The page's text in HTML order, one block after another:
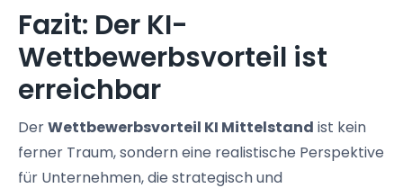
Fazit: Der KI-
Wettbewerbsvorteil ist
erreichbar
DerWettbewerbsvorteil KI Mittelstand ist kein
ferner Traum, sondern eine realistische Perspektive
für Unternehmen, die strategisch und